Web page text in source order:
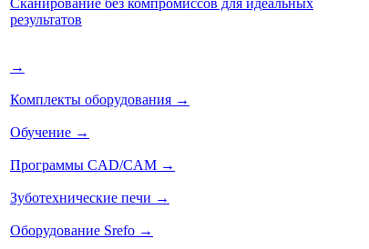
Сканирование без компромиссов для идеальных
результатов
→
Комплекты оборудования →
Обучение →
Программы CAD/CAM →
Зуботехнические печи →
Оборудование Srefo →